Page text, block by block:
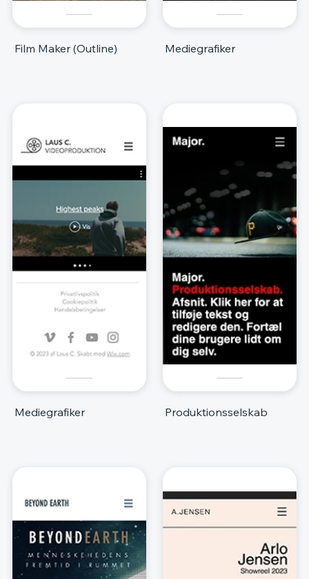
Film Maker (Outline) Mediegrafiker
Mediegrafiker Produktionsselskab